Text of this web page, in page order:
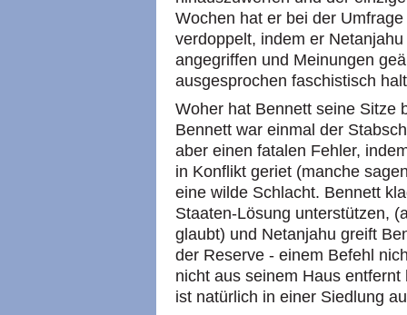
Wochen hat er bei der
verdoppelt, indem er
angegriffen und Meinungen
ausgesprochen faschistisch
Woher hat Bennett seine Sitze
Bennett war einmal der
aber einen fatalen Fehler,
in Konflikt geriet (manche
eine wilde Schlacht. Bennett
Staaten-Lösung unterstützen,
glaubt) und Netanjahu greift
der Reserve - einem Befehl
nicht aus seinem Haus
ist natürlich in einer Siedlung